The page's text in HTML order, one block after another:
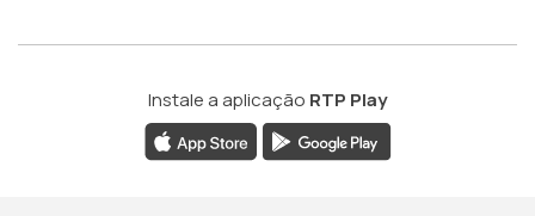
Instale a aplicação RTP Play